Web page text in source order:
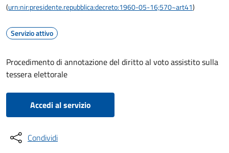
(urn:nir:presidente.repubblica:decreto:1960-05-16;570~art41)
Servizio attivo
Procedimento di annotazione del diritto al voto assistito sulla
tessera elettorale
Accedi al servizio
Condividi